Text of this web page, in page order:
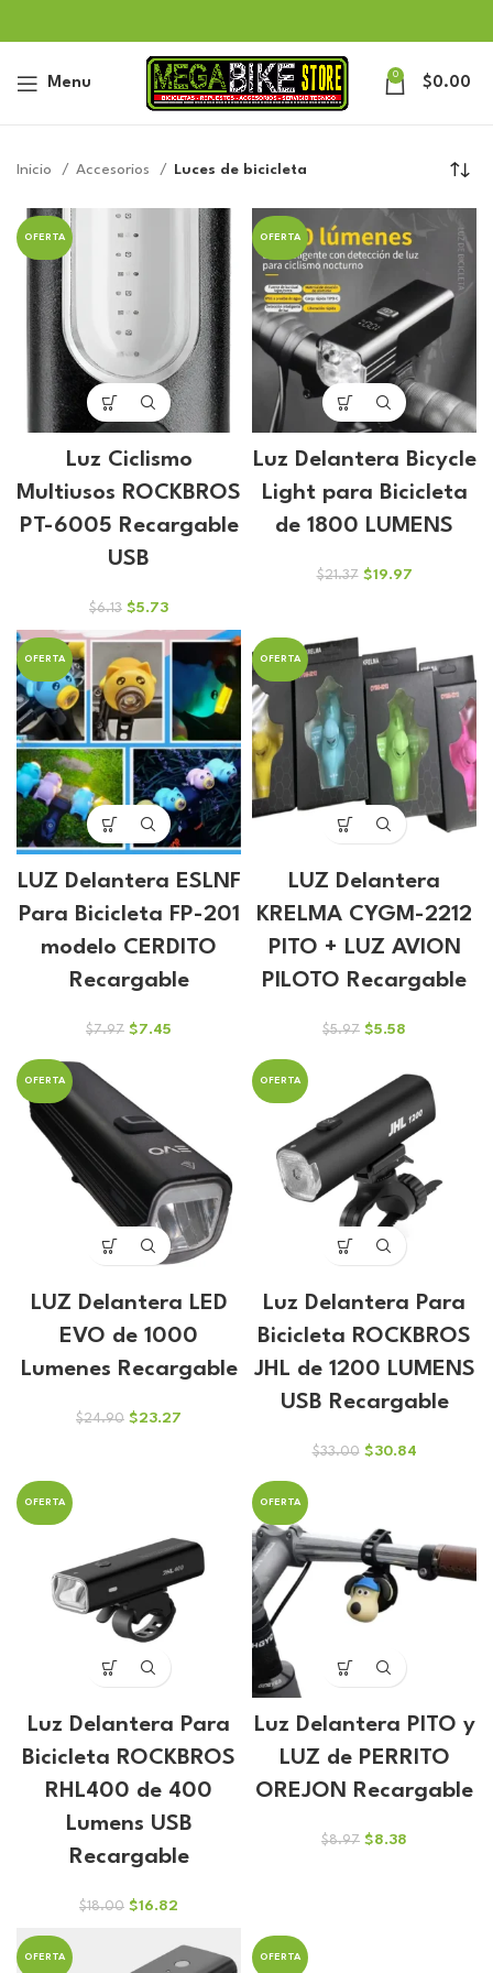
Menu 0 $0.00
Inicio Accesorios Luces de bicicleta
OFERTA
Luz Ciclismo
Multiusos ROCKBROS
PT-6005 Recargable
USB
$6.13 El
precio
era:
$6.13.
$5.73El
precio
es:
$5.73.
OFERTA
Luz Delantera Bicycle
Light para Bicicleta
de 1800 LUMENS
$21.37 El
$21.37.
$19.97El
$19.97.
OFERTA
LUZ Delantera ESLNF
Para Bicicleta FP-201
modelo CERDITO
Recargable
$7.97 El
$7.97.
$7.45
OFERTA
LUZ Delantera
KRELMA CYGM-2212
PITO + LUZ AVION
PILOTO Recargable
$5.97 El
original
era:
$5.97.
$5.58
actual
es:
$5.58.
OFERTA
LUZ Delantera LED
EVO de 1000
Lumenes Recargable
$24.90 El
$23.27
OFERTA
Luz Delantera Para
Bicicleta ROCKBROS
JHL de 1200 LUMENS
USB Recargable
$33.00 El
$33.00.
$30.84El
OFERTA
Luz Delantera Para
Bicicleta ROCKBROS
RHL400 de 400
Lumens USB
Recargable
$18.00 El
original
era:
$16.82
actual
es:
OFERTA
Luz Delantera PITO y
LUZ de PERRITO
OREJON Recargable
$8.97 El
$8.38
OFERTA OFERTA